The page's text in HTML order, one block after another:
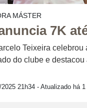
MÁSTER
7K
Teixeira celebrou
do clube e destacou
21h34 - Atualizado há 1